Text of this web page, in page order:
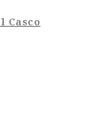
Casco